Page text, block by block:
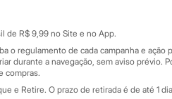
de R$ 9,99 no Site e no App.
o regulamento de cada campanha e
durante a navegação, sem aviso
compras.
e Retire. O prazo de retirada é de até